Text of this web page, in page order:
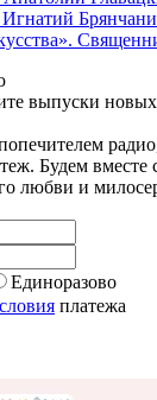
Игнатий
выпуски
Будем вместе
любви и
Единоразово
платежа